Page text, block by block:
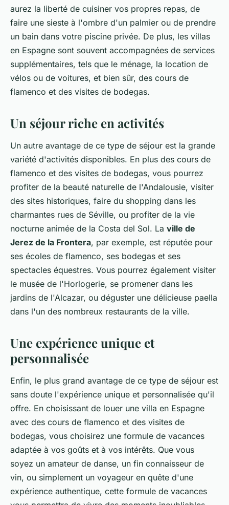
aurez la liberté de cuisiner vos propres repas, de
faire une sieste à l'ombre d'un palmier ou de prendre
un bain dans votre piscine privée. De plus, les villas
en Espagne sont souvent accompagnées de services
supplémentaires, tels que le ménage, la location de
vélos ou de voitures, et bien sûr, des cours de
flamenco et des visites de bodegas.
Un séjour riche en activités
Un autre avantage de ce type de séjour est la grande
variété d'activités disponibles. En plus des cours de
flamenco et des visites de bodegas, vous pourrez
profiter de la beauté naturelle de l'Andalousie, visiter
des sites historiques, faire du shopping dans les
charmantes rues de Séville, ou profiter de la vie
nocturne animée de la Costa del Sol. La ville de
Jerez de la Frontera, par exemple, est réputée pour
ses écoles de flamenco, ses bodegas et ses
spectacles équestres. Vous pourrez également visiter
le musée de l'Horlogerie, se promener dans les
jardins de l'Alcazar, ou déguster une délicieuse paella
dans l'un des nombreux restaurants de la ville.
Une expérience unique et
personnalisée
Enfin, le plus grand avantage de ce type de séjour est
sans doute l'expérience unique et personnalisée qu'il
offre. En choisissant de louer une villa en Espagne
avec des cours de flamenco et des visites de
bodegas, vous choisirez une formule de vacances
adaptée à vos goûts et à vos intérêts. Que vous
soyez un amateur de danse, un fin connaisseur de
vin, ou simplement un voyageur en quête d'une
expérience authentique, cette formule de vacances